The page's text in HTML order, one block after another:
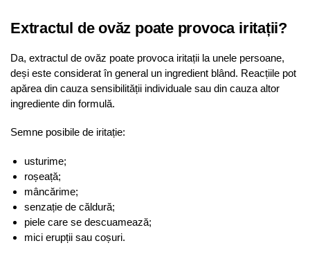
Extractul de ovăz poate provoca iritații?
Da, extractul de ovăz poate provoca iritații la unele persoane,
deși este considerat în general un ingredient blând. Reacțiile pot
apărea din cauza sensibilității individuale sau din cauza altor
ingrediente din formulă.
Semne posibile de iritație:
usturime;
roșeață;
mâncărime;
senzație de căldură;
piele care se descuamează;
mici erupții sau coșuri.